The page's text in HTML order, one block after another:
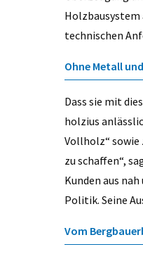
technischen
Ohne Metall
Dass sie mit
holzius
Vollholz“ sowie
zu schaffen“,
Kunden aus
Politik. Seine
Vom